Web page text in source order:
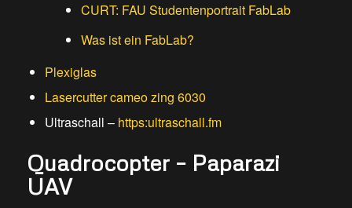
CURT: FAU Studentenportrait FabLab
Was ist ein FabLab?
Plexiglas
Lasercutter cameo zing 6030
Ultraschall – https:ultraschall.fm
Quadrocopter – Paparazi
UAV